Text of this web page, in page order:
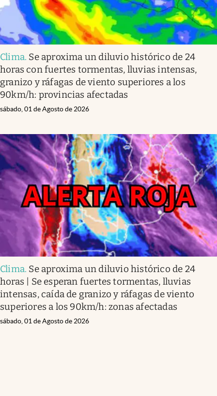
Clima. Se aproxima un diluvio histórico de 24
horas con fuertes tormentas, lluvias intensas,
granizo y ráfagas de viento superiores a los
90km/h: provincias afectadas
sábado, 01 de Agosto de 2026
Clima. Se aproxima un diluvio histórico de 24
horas | Se esperan fuertes tormentas, lluvias
intensas, caída de granizo y ráfagas de viento
superiores a los 90km/h: zonas afectadas
sábado, 01 de Agosto de 2026